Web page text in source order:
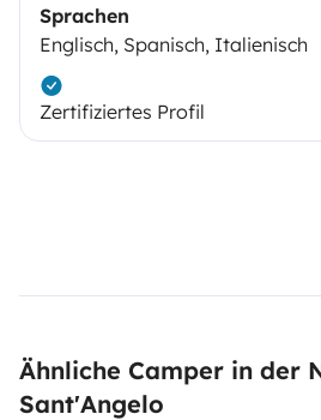
Sprachen
Englisch, Spanisch, Italienisch
Zertifiziertes Profil
Ähnliche Camper in der
Sant'Angelo